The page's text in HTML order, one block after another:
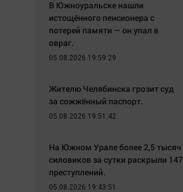
В Южноуральске нашли
истощённого пенсионера с
потерей памяти — он упал в
овраг.
05.08.2026 19:59:29
Жителю Челябинска грозит суд
за сожжённый паспорт.
05.08.2026 19:51:42
На Южном Урале более 2,5 тысяч
силовиков за сутки раскрыли 147
преступлений.
05.08.2026 19:43:51